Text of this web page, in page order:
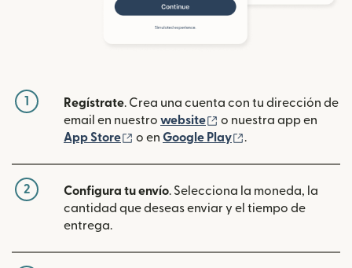
1 Regístrate. Crea una cuenta con tu dirección de
email en nuestro website (se abre en una
o nuestra app en
App Store
(se abre en una ventana nueva)
o en Google Play .
2 Configura tu envío. Selecciona la moneda, la
cantidad que deseas enviar y el tiempo de
entrega.